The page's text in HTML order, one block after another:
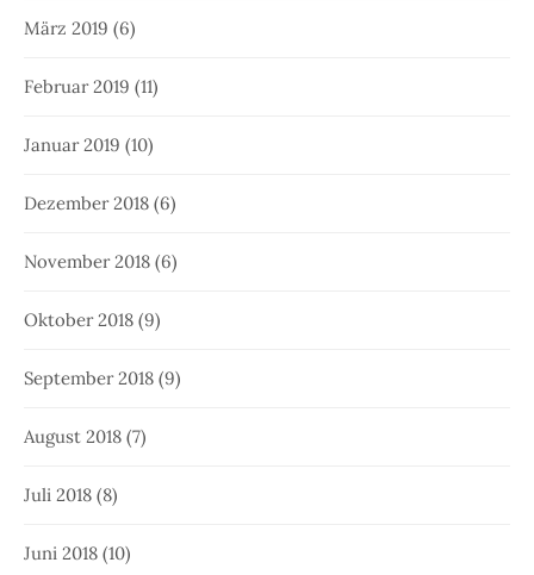
März 2019 (6)
Februar 2019 (11)
Januar 2019 (10)
Dezember 2018 (6)
November 2018 (6)
Oktober 2018 (9)
September 2018 (9)
August 2018 (7)
Juli 2018 (8)
Juni 2018 (10)